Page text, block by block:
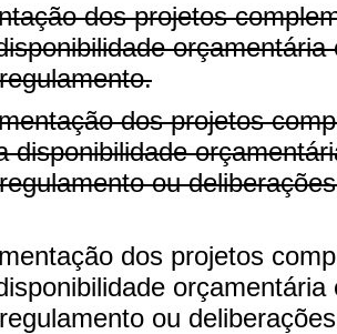
dos projetos
dos projetos
disponibilidade
ou
dos projetos
ou